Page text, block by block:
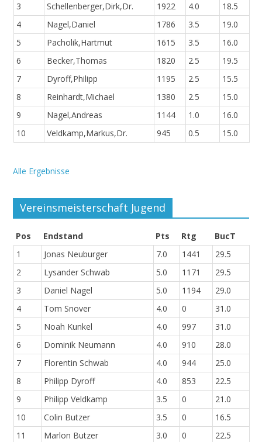
3
Schellenberger,Dirk,Dr. 1922 4.0
18.5
4
Nagel,Daniel 1786 3.5
19.0
5
Pacholik,Hartmut 1615 3.5
16.0
6
Becker,Thomas 1820 2.5
19.5
7
Dyroff,Philipp 1195 2.5
15.5
8
Reinhardt,Michael 1380 2.5
15.0
9
Nagel,Andreas 1144 1.0
16.0
10
Veldkamp,Markus,Dr. 945 0.5 15.0
Alle Ergebnisse
Vereinsmeisterschaft Jugend
Pos Endstand Pts Rtg
BucT
1
Jonas Neuburger 7.0 1441
29.5
2
Lysander Schwab 5.0 1171
29.5
3
Daniel Nagel 5.0 1194
29.0
4
Tom Snover 4.0 0
31.0
5
Noah Kunkel 4.0 997
31.0
6
Dominik Neumann 4.0 910
28.0
7
Florentin Schwab 4.0 944
25.0
8
Philipp Dyroff 4.0 853
22.5
9
Philipp Veldkamp 3.5 0
21.0
10
Colin Butzer 3.5 0
16.5
11
Marlon Butzer 3.0 0
22.5